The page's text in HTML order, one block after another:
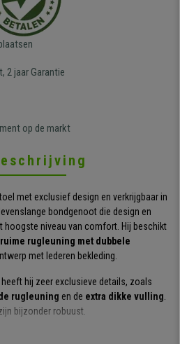
2 jaar Garantie
op de markt
met exclusief design en verkrijgbaar in
bondgenoot die design en
hoogste niveau van comfort. Hij beschikt
rugleuning met dubbele
met lederen bekleding.
hij zeer exclusieve details, zoals
rugleuning en de extra dikke vulling.
bijzonder robuust.